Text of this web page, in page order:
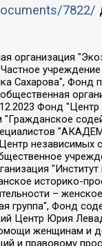
7822/
и социальных движений", Фонд "В защиту прав заключенных", Частное учреждение "Центр поддержки и содействия развитию средств массовой информации", Пензенский региональный общественный благотворительный фонд "Гражданский союз", "Север.Реалии", Некоммерческая организация Фонд "Правовая инициатива", Общество с ограниченной ответственностью "Радио Свободная Европа/Радио Свобода", Чешское информационное агентство "MEDIUM-ORIENT", Красноярская региональная общественная организация "Мы против СПИДа", Камалягин Денис Николаевич, Маркелов Сергей Евгеньевич, Пономарев Лев Александрович, Савицкая Людмила Алексеевна, Автономная некоммерческая организация "Центр по работе с проблемой насилия "НАСИЛИЮ.НЕТ", Межрегиональный профессиональный союз работников здравоохранения "Альянс врачей", Юридическое лицо, зарегистрированное в Латвийской Республике, SIA "Medusa Project" (регистрационный номер 40103797863, дата регистрации 10.06.2014), Некоммерческая организация "Фонд по борьбе с коррупцией", Автономная некоммерческая организация "Институт права и публичной